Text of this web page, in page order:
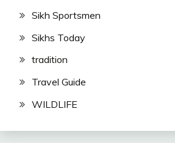
Sikh Sportsmen
Sikhs Today
tradition
Travel Guide
WILDLIFE